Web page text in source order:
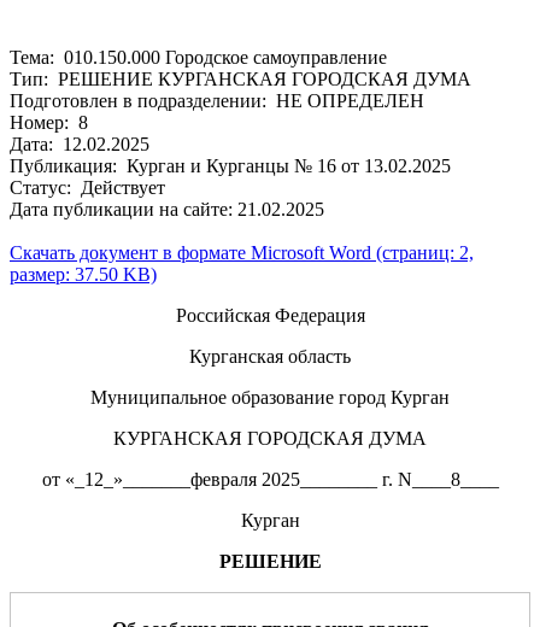
Тема: 010.150.000 Городское самоуправление
Тип: РЕШЕНИЕ КУРГАНСКАЯ ГОРОДСКАЯ ДУМА
Подготовлен в подразделении: НЕ ОПРЕДЕЛЕН
Номер: 8
Дата: 12.02.2025
Публикация: Курган и Курганцы № 16 от 13.02.2025
Статус: Действует
Дата публикации на сайте: 21.02.2025
Скачать документ в формате Microsoft Word (страниц: 2,
размер: 37.50 KB)
Российская Федерация
Курганская область
Муниципальное образование город Курган
КУРГАНСКАЯ ГОРОДСКАЯ ДУМА
от «_12_»_______февраля 2025________ г. N____8____
Курган
РЕШЕНИЕ